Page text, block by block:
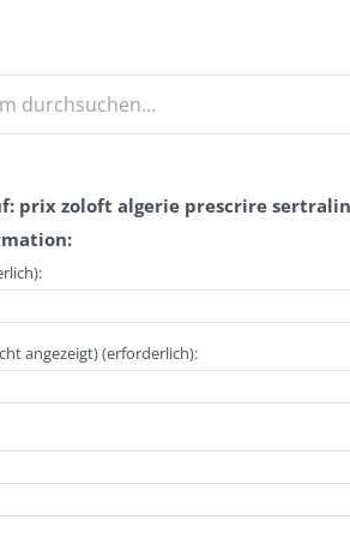
prix zoloft algerie prescrire
angezeigt) (erforderlich):